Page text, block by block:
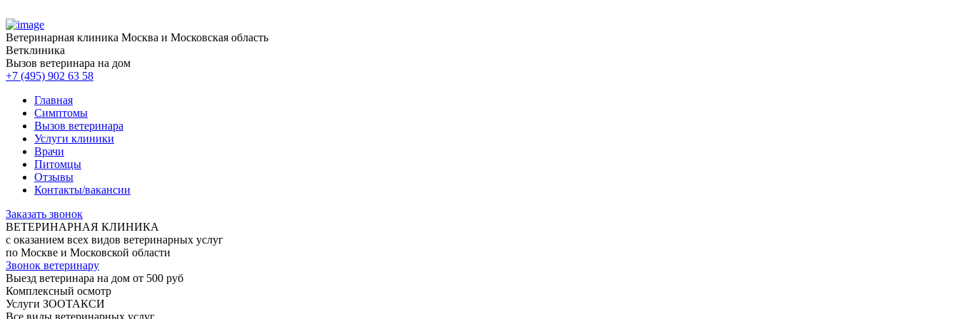
Ветеринарная клиника Москва и Московская область
Ветклиника
Вызов ветеринара на дом
+7 (495) 902 63 58
Главная
Симптомы
Вызов ветеринара
Услуги клиники
Врачи
Питомцы
Отзывы
Контакты/вакансии
Заказать звонок
ВЕТЕРИНАРНАЯ КЛИНИКА
с оказанием всех видов ветеринарных услуг
по Москве и Московской области
Звонок ветеринару
Выезд ветеринара на дом от 500 руб
Комплексный осмотр
Услуги ЗООТАКСИ
Все виды ветеринарных услуг